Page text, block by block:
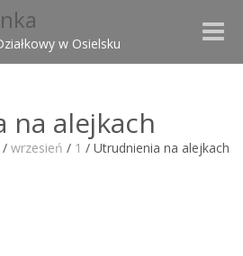
w Osielsku
Toggle
alejkach
/ wrzesień / 1 / Utrudnienia na alejkach